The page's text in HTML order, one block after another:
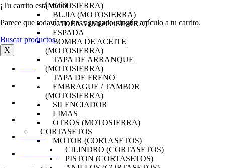
(MOTOSIERRA)
BUJIA (MOTOSIERRA)
CADENA (MOTOSIERRA)
ESPADA
BOMBA DE ACEITE
(MOTOSIERRA)
TAPA DE ARRANQUE
(MOTOSIERRA)
TAPA DE FRENO
EMBRAGUE / TAMBOR
(MOTOSIERRA)
SILENCIADOR
LIMAS
OTROS (MOTOSIERRA)
CORTASETOS
MOTOR (CORTASETOS)
CILINDRO (CORTASETOS)
PISTON (CORTASETOS)
¡Tu carrito está vacío!
Parece que todavía no has agregado ningún artículo a tu carrito.
Buscar productos
X
OFERTAS
PRODUCTOS
PREGUNTAS FRECUENTES